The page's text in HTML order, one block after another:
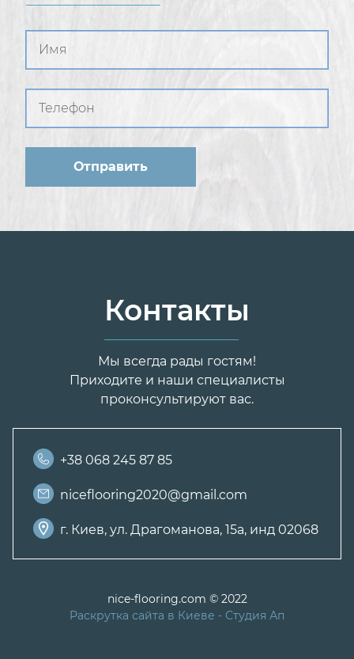
Контакты
Мы всегда рады гостям!
Приходите и наши специалисты
проконсультируют вас.
+38 068 245 87 85
niceflooring2020@gmail.com
г. Киев, ул. Драгоманова, 15а, инд 02068
nice-flooring.com © 2022
Раскрутка сайта в Киеве - Студия Ап